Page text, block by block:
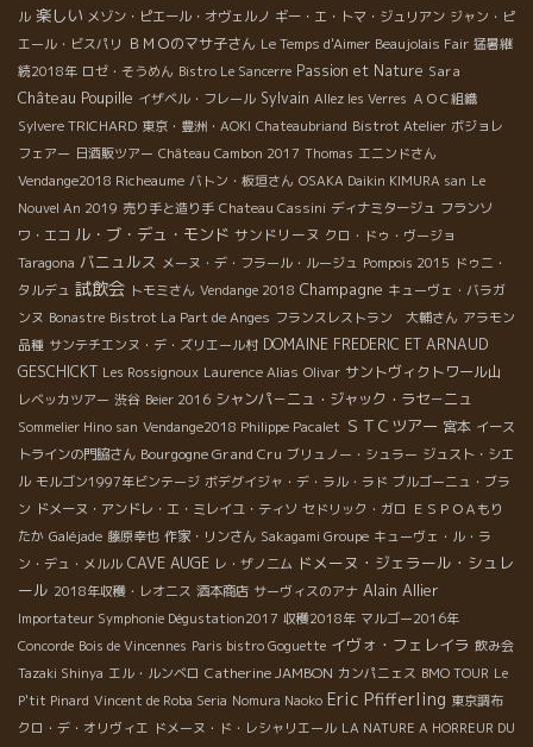
ル 楽しい メゾン・ピエール・オヴェルノ ギー・エ・トマ・ジュリアン ジャン・ピ
エール・ビスパリ ＢＭＯのマサ子さん Le Temps d'Aimer Beaujolais Fair 猛暑継
続2018年 ロゼ・そうめん Bistro Le Sancerre Passion et Nature Sara
Château Poupille イザベル・フレール Sylvain Allez les Verres ＡＯＣ組織
Sylvere TRICHARD 東京・豊洲・AOKI Chateaubriand Bistrot Atelier ボジョレ
フェアー 日酒販ツアー Château Cambon 2017 Thomas エニンドさん
Vendange2018 Richeaume バトン・板垣さん OSAKA Daikin KIMURA san Le
Nouvel An 2019 売り手と造り手 Chateau Cassini ディナミタージュ フランソ
ワ・エコ ル・ブ・デュ・モンド サンドリーヌ クロ・ドゥ・ヴージョ
Taragona バニュルス メーヌ・デ・フラール・ルージュ Pompois 2015 ドゥニ・
タルデュ 試飲会 トモミさん Vendange 2018 Champagne キューヴェ・バラガ
ンヌ Bonastre Bistrot La Part de Anges フランスレストラン 大輔さん アラモン
品種 サンテチエンヌ・デ・ズリエール村 DOMAINE FREDERIC ET ARNAUD
GESCHICKT Les Rossignoux Laurence Alias Olivar サントヴィクトワール山
レベッカツアー 渋谷 Beier 2016 シャンパ－ニュ・ジャック・ラセ－ニュ
Sommelier Hino san Vendange2018 Philippe Pacalet ＳＴＣツアー 宮本 イース
トラインの門脇さん Bourgogne Grand Cru ブリュノー・シュラー ジュスト・シエ
ル モルゴン1997年ビンテージ ボデグイジャ・デ・ラル・ラド ブルゴーニュ・ブラ
ン ドメーヌ・アンドレ・エ・ミレイユ・ティソ セドリック・ガロ ＥＳＰＯＡもり
たか Galéjade 藤原幸也 作家・リンさん Sakagami Groupe キューヴェ・ル・ラ
ン・デュ・メルル CAVE AUGE レ・ザノ二ム ドメーヌ・ジェラール・シュレ
ール 2018年収穫・レオニス 酒本商店 サーヴィスのアナ Alain Allier
Importateur Symphonie Dégustation2017 収穫2018年 マルゴー2016年
Concorde Bois de Vincennes Paris bistro Goguette イヴォ・フェレイラ 飲み会
Tazaki Shinya エル・ルンベロ Catherine JAMBON カンパニェス BMO TOUR Le
P'tit Pinard Vincent de Roba Seria Nomura Naoko Eric Pfifferling 東京調布
クロ・デ・オリヴィエ ドメーヌ・ド・レシャリエール LA NATURE A HORREUR DU